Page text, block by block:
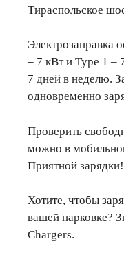
Тираспольское
Электрозаправка
– 7 кВт и Type 1 –
7 дней в неделю.
одновременно
Проверить
можно в
Приятной зарядки!
Хотите, чтобы
вашей парковке?
Chargers.